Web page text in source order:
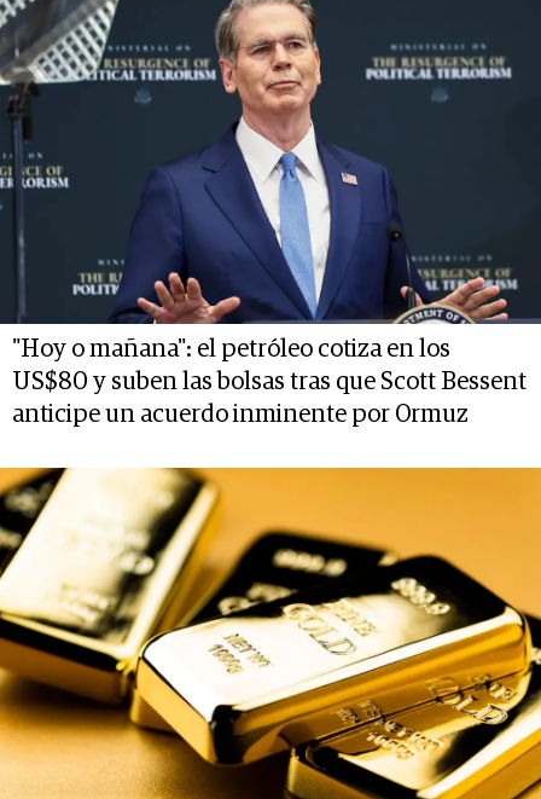
"Hoy o mañana": el petróleo cotiza en los
US$80 y suben las bolsas tras que Scott Bessent
anticipe un acuerdo inminente por Ormuz